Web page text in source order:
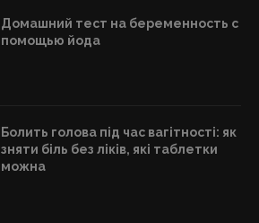
Домашний тест на беременность с
помощью йода
Болить голова під час вагітності: як
зняти біль без ліків, які таблетки
можна